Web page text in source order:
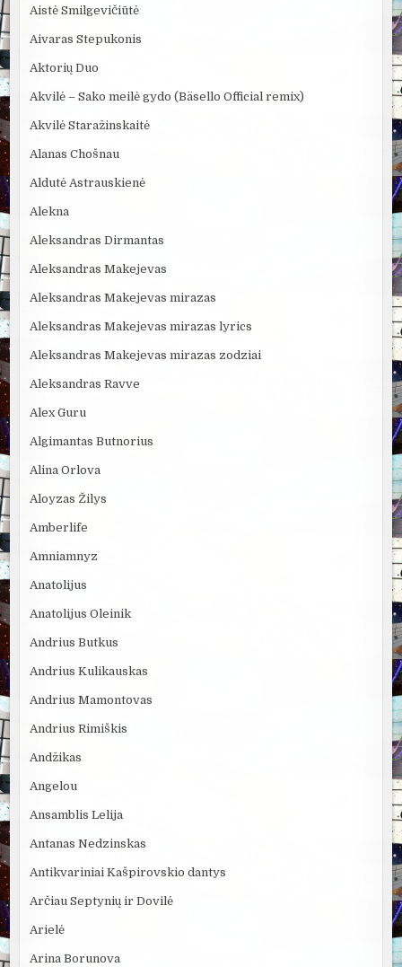
Aistė Smilgevičiūtė
Aivaras Stepukonis
Aktorių Duo
Akvilė – Sako meilė gydo (Bäsello Official remix)
Akvilė Staražinskaitė
Alanas Chošnau
Aldutė Astrauskienė
Alekna
Aleksandras Dirmantas
Aleksandras Makejevas
Aleksandras Makejevas mirazas
Aleksandras Makejevas mirazas lyrics
Aleksandras Makejevas mirazas zodziai
Aleksandras Ravve
Alex Guru
Algimantas Butnorius
Alina Orlova
Aloyzas Žilys
Amberlife
Amniamnyz
Anatolijus
Anatolijus Oleinik
Andrius Butkus
Andrius Kulikauskas
Andrius Mamontovas
Andrius Rimiškis
Andžikas
Angelou
Ansamblis Lelija
Antanas Nedzinskas
Antikvariniai Kašpirovskio dantys
Arčiau Septynių ir Dovilė
Arielė
Arina Borunova